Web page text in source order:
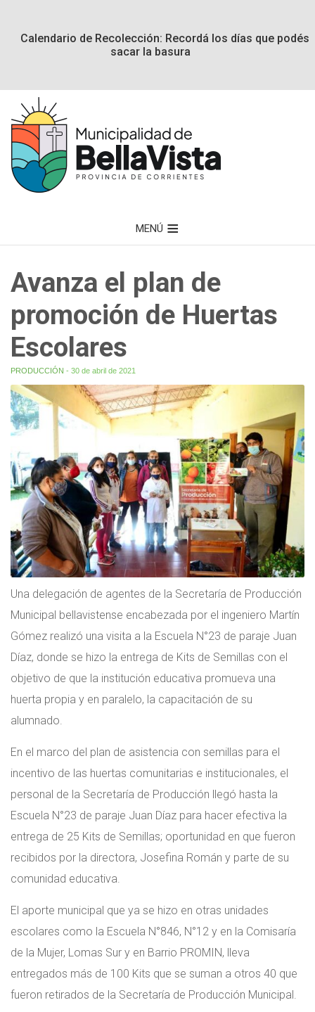
Calendario de Recolección: Recordá los días que podés
sacar la basura
MENÚ
Avanza el plan de
promoción de Huertas
Escolares
PRODUCCIÓN - 30 de abril de 2021
Una delegación de agentes de la Secretaría de Producción
Municipal bellavistense encabezada por el ingeniero Martín
Gómez realizó una visita a la Escuela N°23 de paraje Juan
Díaz, donde se hizo la entrega de Kits de Semillas con el
objetivo de que la institución educativa promueva una
huerta propia y en paralelo, la capacitación de su
alumnado.
En el marco del plan de asistencia con semillas para el
incentivo de las huertas comunitarias e institucionales, el
personal de la Secretaría de Producción llegó hasta la
Escuela N°23 de paraje Juan Díaz para hacer efectiva la
entrega de 25 Kits de Semillas; oportunidad en que fueron
recibidos por la directora, Josefina Román y parte de su
comunidad educativa.
El aporte municipal que ya se hizo en otras unidades
escolares como la Escuela N°846, N°12 y en la Comisaría
de la Mujer, Lomas Sur y en Barrio PROMIN, lleva
entregados más de 100 Kits que se suman a otros 40 que
fueron retirados de la Secretaría de Producción Municipal.